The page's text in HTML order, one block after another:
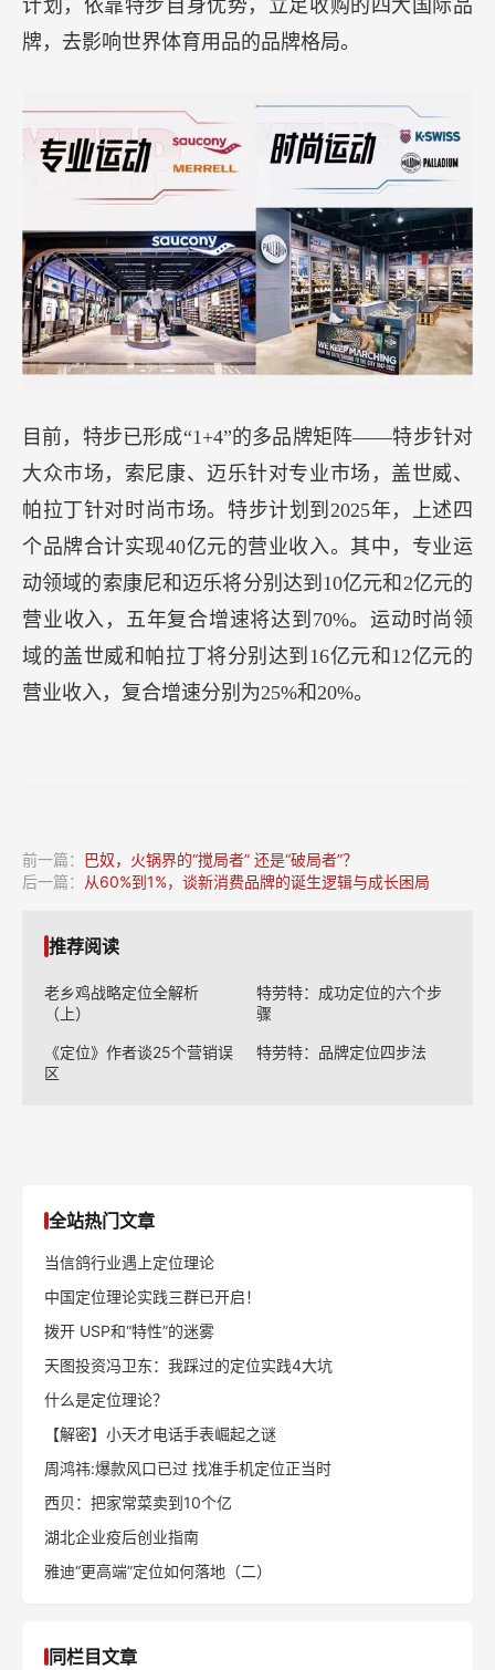
计划，依靠特步自身优势，立足收购的四大国际品
牌，去影响世界体育用品的品牌格局。
目前，特步已形成“1+4”的多品牌矩阵——特步针对
大众市场，索尼康、迈乐针对专业市场，盖世威、
帕拉丁针对时尚市场。特步计划到2025年，上述四
个品牌合计实现40亿元的营业收入。其中，专业运
动领域的索康尼和迈乐将分别达到10亿元和2亿元的
营业收入，五年复合增速将达到70%。运动时尚领
域的盖世威和帕拉丁将分别达到16亿元和12亿元的
营业收入，复合增速分别为25%和20%。
前一篇：
巴奴，火锅界的“搅局者” 还是“破局者”？
后一篇： 从60%到1%，谈新消费品牌的诞生逻辑与成长困局
推荐阅读
老乡鸡战略定位全解析
（上）
特劳特：成功定位的六个步
骤
《定位》作者谈25个营销误
区
特劳特：品牌定位四步法
全站热门文章
当信鸽行业遇上定位理论
中国定位理论实践三群已开启！
拨开 USP和“特性”的迷雾
天图投资冯卫东：我踩过的定位实践4大坑
什么是定位理论？
【解密】小天才电话手表崛起之谜
周鸿祎:爆款风口已过 找准手机定位正当时
西贝：把家常菜卖到10个亿
湖北企业疫后创业指南
雅迪“更高端”定位如何落地（二）
同栏目文章